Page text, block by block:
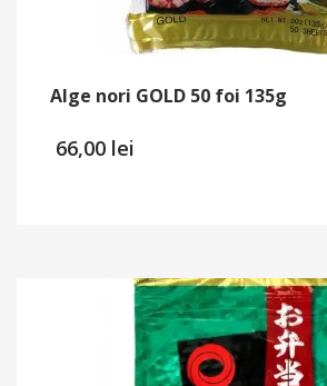
Alge nori GOLD 50 foi 135g
66,00 lei